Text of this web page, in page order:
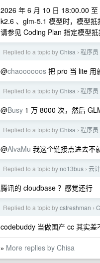
2026 年 6 月 10 日 18:00.00
k2.6 、glm-5.1 模型时，模型
请参见 Coding Plan 指定模型
Replied to a topic byChisa › 程序员
@chaoooooos 把 pro 当 lite 用
Replied to a topic byChisa › 程序员
@Busy 1 万 8000 次，然后
Replied to a topic byChisa › 程序员
@AlvaMu 我这个链接点进去不
Replied to a topic by no13bus › 云
腾讯的 cloudbase ？感觉还行
Replied to a topic bycsfreshman ›
codebuddy 当做国产 cc 其实差
» More replies by Chisa